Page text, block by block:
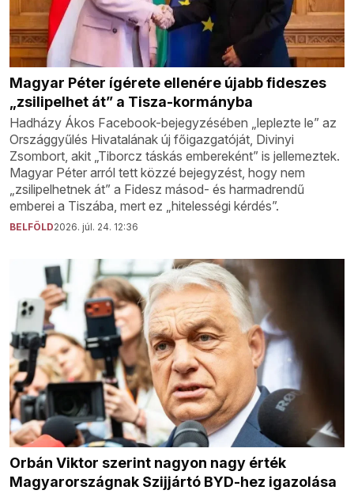
Magyar Péter ígérete ellenére újabb fideszes
„zsilipelhet át” a Tisza-kormányba
Hadházy Ákos Facebook-bejegyzésében „leplezte le” az
Országgyűlés Hivatalának új főigazgatóját, Divinyi
Zsombort, akit „Tiborcz táskás embereként” is jellemeztek.
Magyar Péter arról tett közzé bejegyzést, hogy nem
„zsilipelhetnek át” a Fidesz másod- és harmadrendű
emberei a Tiszába, mert ez „hitelességi kérdés”.
BELFÖLD2026. júl. 24. 12:36
Orbán Viktor szerint nagyon nagy érték
Magyarországnak Szijjártó BYD-hez igazolása